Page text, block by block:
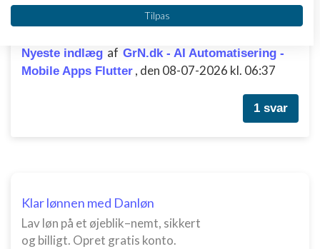
Det er egentlig ret vildt... AI-abonnementer
Nyeste indlæg af GrN.dk - AI Automatisering -
Mobile Apps Flutter , den 08-07-2026 kl. 06:37
1 svar
Klar lønnen med Danløn
Lav løn på et øjeblik–nemt, sikkert
og billigt. Opret gratis konto.
Vi bruger dine data til følgende formål:
IAB's behandlingsformål:
Opbevare og/eller tilgå oplysninger på en
enhed
Oprette profiler for at tilpasse indhold
Bruge profiler til at vælge tilpasset indhold
Tilpas